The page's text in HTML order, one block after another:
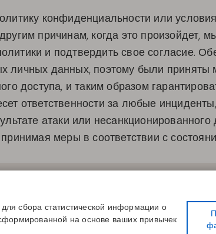
конфиденциальности или
причинам, когда это
и подтвердить свое согласие.
личных данных, поэтому были приняты
доступа, и таким образом
ответственности за любые
атаки или несанкционированного
меры в соответствии с
сбора статистической информации о
на основе ваших привычек
+34 948 14 58 90
disintex@disintex.es
Публикации
Блог
Контакты